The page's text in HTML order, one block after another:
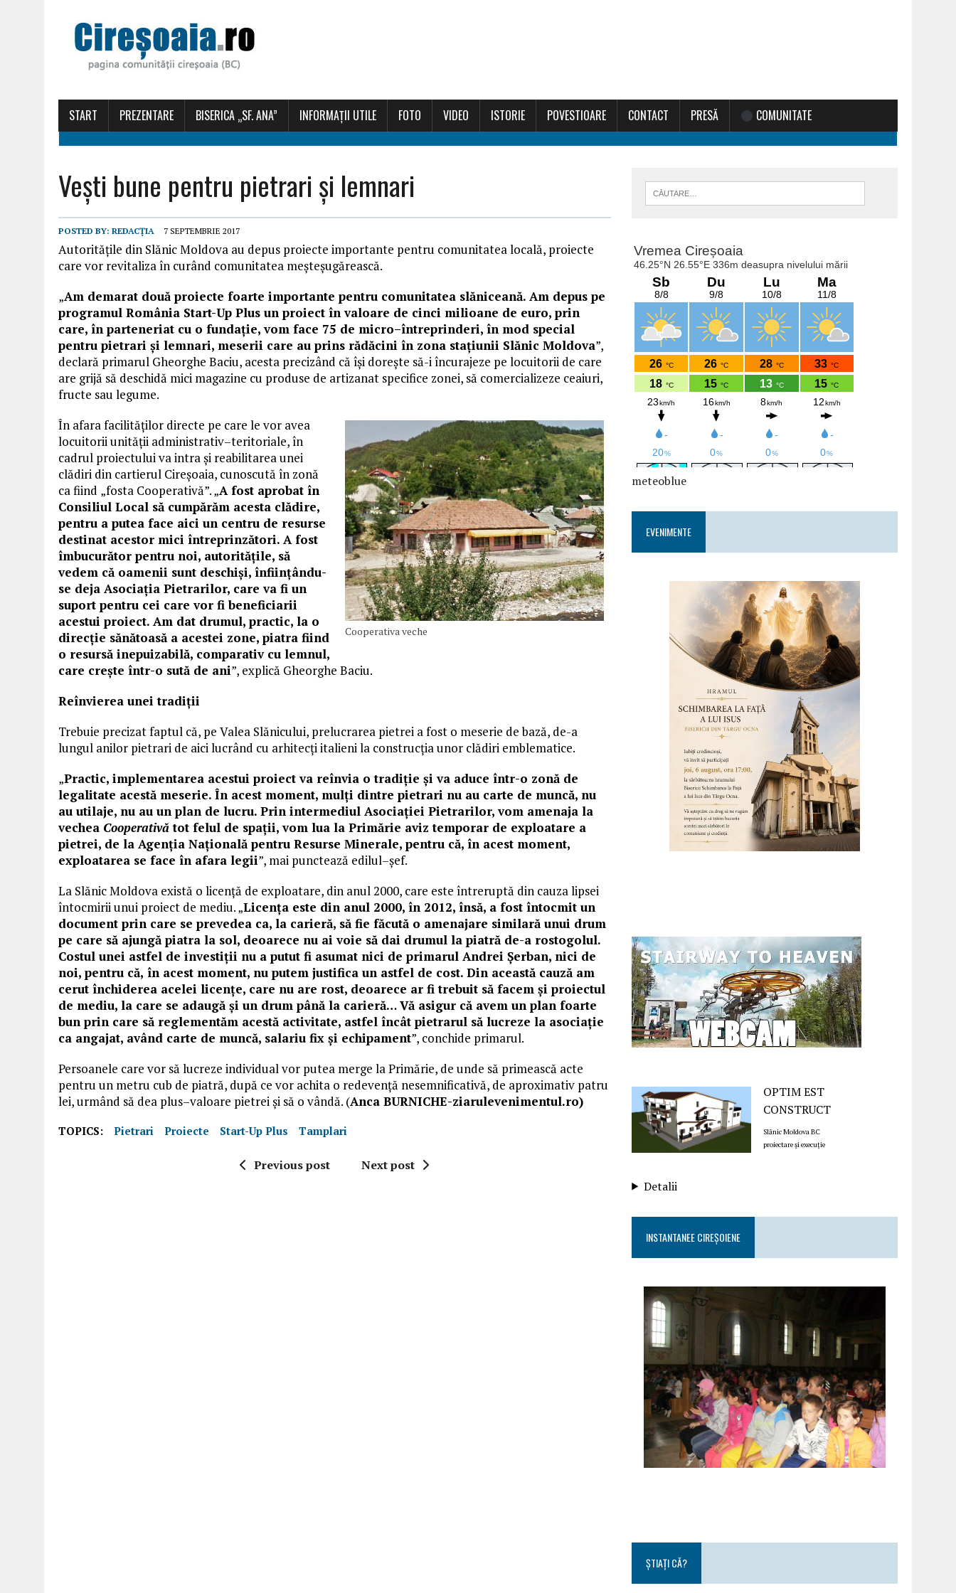
START PREZENTARE BISERICA „SF. ANA” INFORMAȚII UTILE FOTO VIDEO ISTORIE POVESTIOARE CONTACT PRESĂ COMUNITATE
Vești bune pentru pietrari și lemnari
POSTED BY: REDACȚIA 7 SEPTEMBRIE 2017
Autorităţile din Slănic Moldova au depus proiecte importante pentru comunitatea locală, proiecte
care vor revitaliza în curând comunitatea meşteşugărească.
„Am demarat două proiecte foarte importante pentru comunitatea slăniceană. Am depus pe
programul România Start-Up Plus un proiect în valoare de cinci milioane de euro, prin
care, în parteneriat cu o fundație, vom face 75 de micro–întreprinderi, în mod special
pentru pietrari și lemnari, meserii care au prins rădăcini în zona stațiunii Slănic Moldova”,
declară primarul Gheorghe Baciu, acesta precizând că își dorește să-i încurajeze pe locuitorii de care
are grijă să deschidă mici magazine cu produse de artizanat specifice zonei, să comercializeze ceaiuri,
fructe sau legume.
Cooperativa veche
În afara facilităților directe pe care le vor avea
locuitorii unității administrativ–teritoriale, în
cadrul proiectului va intra și reabilitarea unei
clădiri din cartierul Cireșoaia, cunoscută în zonă
ca fiind „fosta Cooperativă”. „Afost aprobat în
Consiliul Local să cumpărăm acesta clădire,
pentru a putea face aici un centru de resurse
destinat acestor mici întreprinzători. A fost
îmbucurător pentru noi, autoritățile, să
vedem că oamenii sunt deschiși, înființându-
se deja Asociația Pietrarilor, care va fi un
suport pentru cei care vor fi beneficiarii
acestui proiect. Am dat drumul, practic, la o
direcție sănătoasă a acestei zone, piatra fiind
o resursă inepuizabilă, comparativ cu lemnul,
care crește într-o sută de ani”, explică Gheorghe Baciu.
Reînvierea unei tradiţii
Trebuie precizatfaptul că, pe Valea Slănicului, prelucrarea pietrei a fost o meserie de bază, de-a
lungul anilor pietrari de aici lucrând cu arhitecți italieni la construcția unor clădiri emblematice.
„Practic, implementarea acestui proiect va reînvia o tradiție și va aduce într-o zonă de
legalitate acestă meserie. În acest moment, mulți dintre pietrari nu au carte de muncă, nu
au utilaje, nu au un plan de lucru. Prin intermediul Asociației Pietrarilor, vom amenaja la
vechea Cooperativătot felul de spații, vom lua la Primărie aviz temporar de exploatare a
pietrei, de la Agenția Națională pentru Resurse Minerale, pentru că, în acest moment,
exploatarea se face în afara legii”, mai punctează edilul–şef.
La Slănic Moldova există o licență de exploatare, din anul 2000, care este întreruptă din cauza lipsei
întocmirii unui proiect de mediu. „Licența este din anul 2000, în 2012, însă, a fost întocmit un
document prin care se prevedea ca, la carieră, să fie făcută o amenajare similară unui drum
pe care să ajungă piatra la sol, deoarece nu ai voie să dai drumul la piatră de-a rostogolul.
Costul unei astfel de investiții nu a putut fi asumat nici de primarul Andrei Șerban, nici de
noi, pentru că, în acest moment, nu putem justifica un astfel de cost. Din aceastăcauză am
cerut închiderea acelei licențe, care nu are rost, deoarece ar fi trebuit să facem și proiectul
de mediu, la care se adaugă și un drum pânăla carieră… Vă asigur că avem un plan foarte
bun prin care să reglementăm acestă activitate, astfel încât pietrarul să lucreze la asociație
ca angajat, având carte de muncă, salariu fix și echipament”, conchide primarul.
Persoanele care vor să lucreze individual vor putea merge la Primărie, de unde să primească acte
pentru un metru cub de piatră, după ce vor achita o redevență nesemnificativă, de aproximativ patru
lei, urmând să dea plus–valoare pietrei și să o vândă. (Anca BURNICHE-ziarulevenimentul.ro)
TOPICS: Pietrari Proiecte Start-Up Plus Tamplari
Previous post Next post
meteoblue
EVENIMENTE
OPTIM EST
CONSTRUCT
Slănic Moldova BC
proiectare și execuție
Detalii
INSTANTANEE CIREȘOIENE
ȘTIAȚI CĂ?